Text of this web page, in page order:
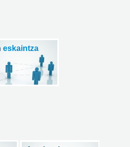
eskaintza